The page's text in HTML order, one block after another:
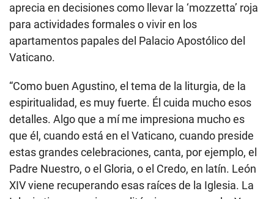
aprecia en decisiones como llevar la ‘mozzetta’ roja
para actividades formales o vivir en los
apartamentos papales del Palacio Apostólico del
Vaticano.
“Como buen Agustino, el tema de la liturgia, de la
espiritualidad, es muy fuerte. Él cuida mucho esos
detalles. Algo que a mí me impresiona mucho es
que él, cuando está en el Vaticano, cuando preside
estas grandes celebraciones, canta, por ejemplo, el
Padre Nuestro, o el Gloria, o el Credo, en latín. León
XIV viene recuperando esas raíces de la Iglesia. La